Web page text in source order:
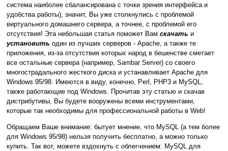
система наиболее сбалансирована с точки зрения интерфейса и
удобства работы), значит, Вы уже столкнулись с проблемой
виртуального домашнего сервера, а точнее, с проблемой его
отсутствия! Эта небольшая статья поможет Вам скачать и
установить один из лучших серверов - Apache, а также те
приложения, из-за отсутствия которых народ в бешенстве сметает
все остальные сервера (например, Sambar Server) со своего
многострадального жесткого диска и устанавливает Apache для
Windows 95/98. Имеются в виду, конечно, Perl, PHP3 и MySQL,
также работающие под Windows. Прочитав эту статью и скачав
дистрибутивы, Вы будете вооружены всеми инструментами,
которые так необходимы для профессиональной работы в Web!
Обращаем Ваше внимание: бытует мнение, что MySQL (а тем более
для Windows 95/98) нельзя получить бесплатно, а можно только
купить. Так вот, можете вздохнуть с облегчением: MySQL для